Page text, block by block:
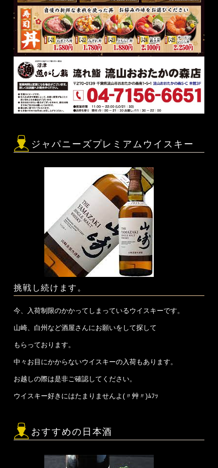
ジャパニーズプレミアムウイスキー
挑戦し続けます。
今、入荷制限のかかってしまっているウイスキーです。
山崎、白州など酒屋さんにお願いをして探して
もらっております。
中々お目にかからないウイスキーの入荷もあります。
お越しの際は是非ご確認してください。
ウイスキー好きにはたまりませんよ(〃艸〃)ﾑﾌｯ
おすすめの日本酒